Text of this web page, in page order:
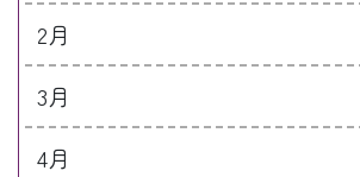
2月
3月
4月